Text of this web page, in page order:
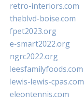
retro-interiors.com
theblvd-boise.com
fpet2023.org
e-smart2022.org
ngrc2022.org
leesfamilyfoods.com
lewis-lewis-cpas.com
eleontennis.com